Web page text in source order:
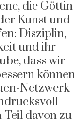
die Göttin
Kunst und
Disziplin,
und ihr
dass wir
können
Netzwerk
Teil davon zu